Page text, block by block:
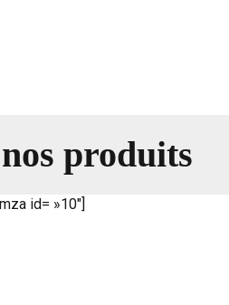
nos produits
id= »10″]